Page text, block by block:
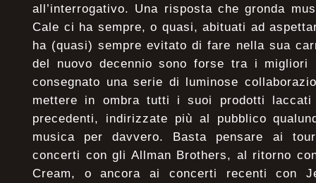
all’interrogativo. Una risposta che gronda
Cale ci ha sempre, o quasi, abituati ad
ha (quasi) sempre evitato di fare nella sua
del nuovo decennio sono forse tra i migliori
consegnato una serie di luminose
mettere in ombra tutti i suoi prodotti
precedenti, indirizzate più al pubblico
musica per davvero. Basta pensare ai
concerti con gli Allman Brothers, al ritorno
Cream, o ancora ai concerti recenti con